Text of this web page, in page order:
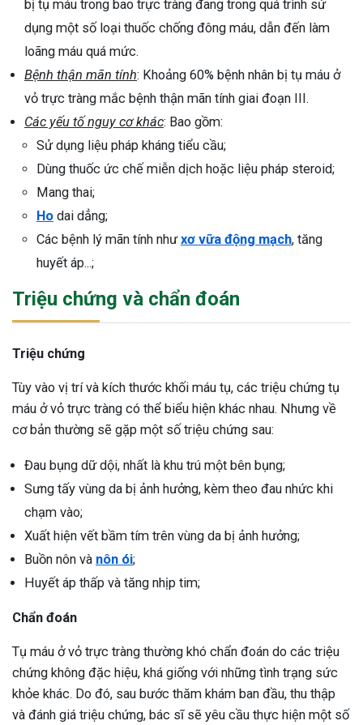
bị tụ máu trong bao trực tràng đang trong quá trình sử
dụng một số loại thuốc chống đông máu, dẫn đến làm
loãng máu quá mức.
Bệnh thận mãn tính: Khoảng 60% bệnh nhân bị tụ máu ở
vỏ trực tràng mắc bệnh thận mãn tính giai đoạn III.
Các yếu tố nguy cơ khác: Bao gồm:
Sử dụng liệu pháp kháng tiểu cầu;
Dùng thuốc ức chế miễn dịch hoặc liệu pháp steroid;
Mang thai;
Ho dai dẳng;
Các bệnh lý mãn tính nhưxơ vữa động mạch, tăng
huyết áp...;
Triệu chứng và chẩn đoán
Triệu chứng
Tùy vào vị trí và kích thước khối máu tụ, các triệu chứng tụ
máu ở vỏ trực tràng có thể biểu hiện khác nhau. Nhưng về
cơ bản thường sẽ gặp một số triệu chứng sau:
Đau bụng dữ dội, nhất là khu trú một bên bụng;
Sưng tấy vùng da bị ảnh hưởng, kèm theo đau nhức khi
chạm vào;
Xuất hiện vết bầm tím trên vùng da bị ảnh hưởng;
Buồn nôn và nôn ói;
Huyết áp thấp và tăng nhịp tim;
Chẩn đoán
Tụ máu ở vỏ trực tràng thường khó chẩn đoán do các triệu
chứng không đặc hiệu, khá giống với những tình trạng sức
khỏe khác. Do đó, sau bước thăm khám ban đầu, thu thập
và đánh giá triệu chứng, bác sĩ sẽ yêu cầu thực hiện một số